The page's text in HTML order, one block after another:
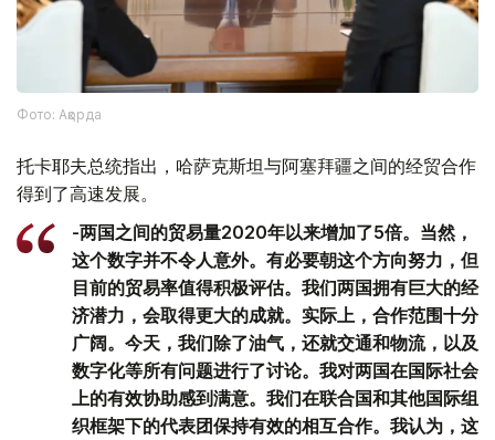
Фото: Ақорда
托卡耶夫总统指出，哈萨克斯坦与阿塞拜疆之间的经贸合作
得到了高速发展。
-两国之间的贸易量2020年以来增加了5倍。当然，
这个数字并不令人意外。有必要朝这个方向努力，但
目前的贸易率值得积极评估。我们两国拥有巨大的经
济潜力，会取得更大的成就。实际上，合作范围十分
广阔。今天，我们除了油气，还就交通和物流，以及
数字化等所有问题进行了讨论。我对两国在国际社会
上的有效协助感到满意。我们在联合国和其他国际组
织框架下的代表团保持有效的相互合作。我认为，这